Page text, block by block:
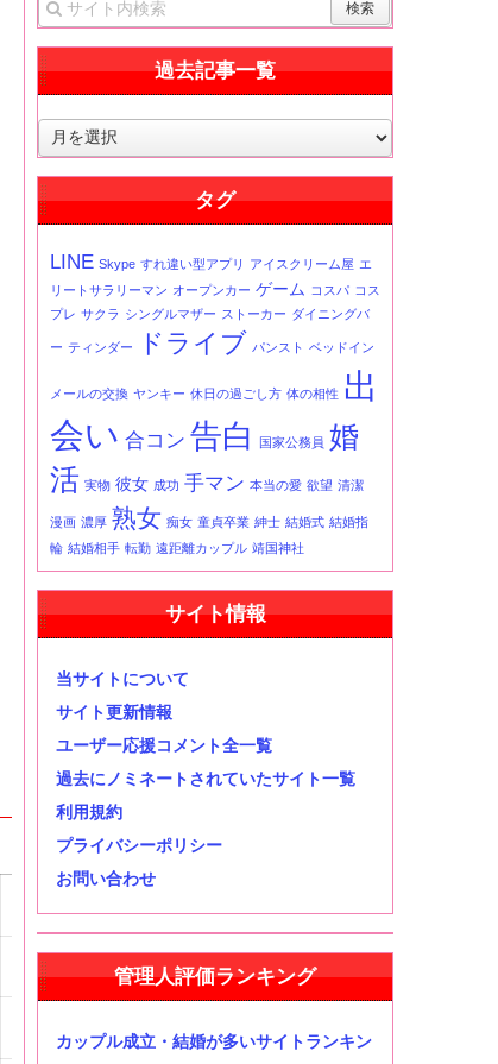
過去記事一覧
去
記
事
一
タグ
LINE Skype すれ違い型アプリ アイスクリーム屋 エ
リートサラリーマン オープンカー ゲーム コスパ コス
プレ サクラ シングルマザー ストーカー ダイニングバ
ー ティンダー ドライブ パンスト ベッドイン
メールの交換 ヤンキー 休日の過ごし方 体の相性 出
会い 合コン 告白 国家公務員 婚
活 実物 彼女 成功 手マン 本当の愛 欲望 清潔
漫画 濃厚 熟女 痴女 童貞卒業 紳士 結婚式 結婚指
輪 結婚相手 転勤 遠距離カップル 靖国神社
サイト情報
当サイトについて
サイト更新情報
ユーザー応援コメント全一覧
過去にノミネートされていたサイト一覧
利用規約
プライバシーポリシー
お問い合わせ
管理人評価ランキング
カップル成立・結婚が多いサイトランキン